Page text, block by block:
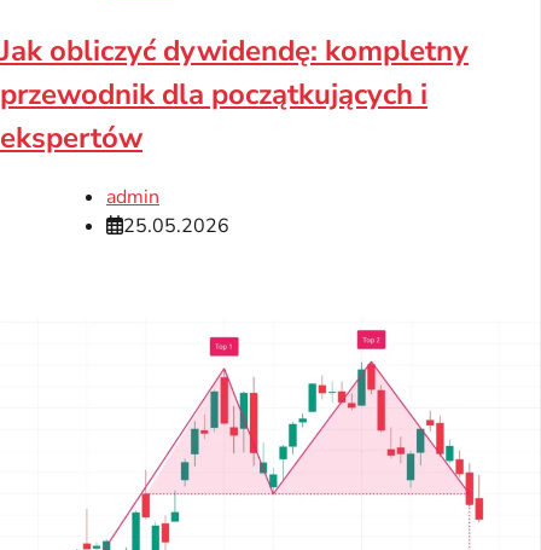
Jak obliczyć dywidendę: kompletny
przewodnik dla początkujących i
ekspertów
admin
25.05.2026